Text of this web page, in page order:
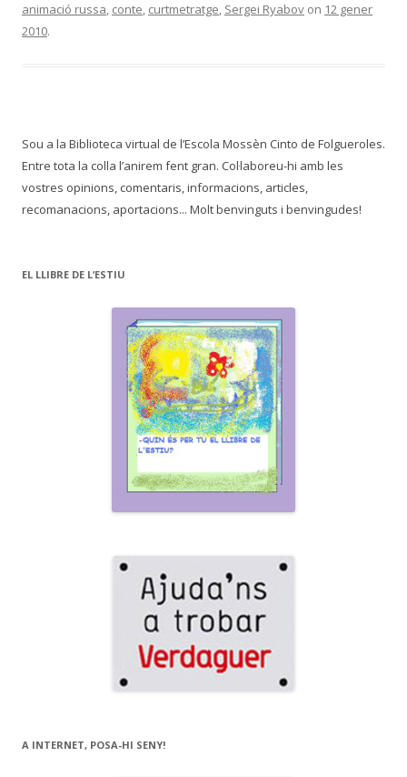
animació russa, conte, curtmetratge, Sergei Ryabov on 12 gener
2010.
Sou a la Biblioteca virtual de l’Escola Mossèn Cinto de Folgueroles.
Entre tota la colla l’anirem fent gran. Col·laboreu-hi amb les
vostres opinions, comentaris, informacions, articles,
recomanacions, aportacions... Molt benvinguts i benvingudes!
EL LLIBRE DE L’ESTIU
A INTERNET, POSA-HI SENY!